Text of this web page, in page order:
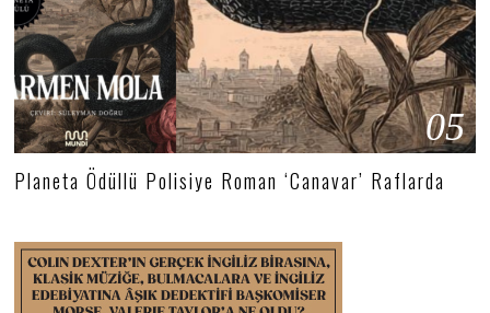
05
Planeta Ödüllü Polisiye Roman ‘Canavar’ Raflarda